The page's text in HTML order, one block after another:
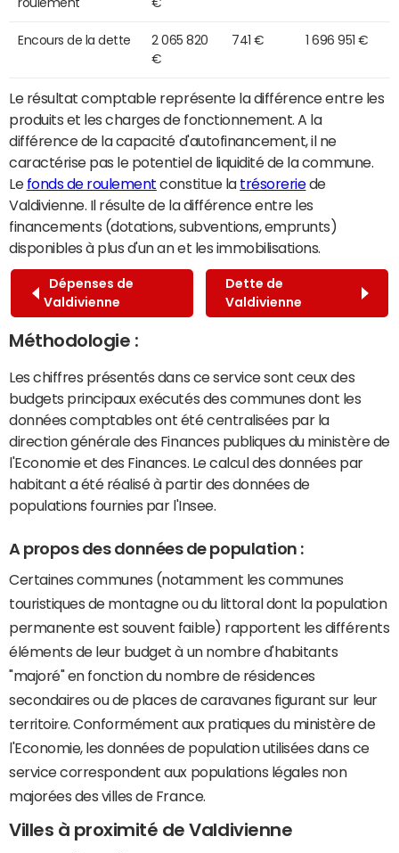
Encours de la dette
2 065 820
€
741 € 1 696 951 €
Le résultat comptable représente la différence entre les
produits et les charges de fonctionnement. A la
différence de la capacité d'autofinancement, il ne
caractérise pas le potentiel de liquidité de la commune.
Le fonds de roulement constitue la trésoreriede
Valdivienne. Il résulte de la différence entre les
financements (dotations, subventions, emprunts)
disponibles à plus d'un an et les immobilisations.
Dépenses de
Valdivienne
Dette de
Valdivienne
Méthodologie :
Les chiffres présentés dans ce service sont ceux des
budgets principaux exécutés des communes dont les
données comptables ont été centralisées par la
direction générale des Finances publiques du ministère de
l'Economie et des Finances. Le calcul des données par
habitant a été réalisé à partir des données de
populations fournies par l'Insee.
A propos des données de population :
Certaines communes (notamment les communes
touristiques de montagne ou du littoral dont la population
permanente est souvent faible) rapportent les différents
éléments de leur budget à un nombre d'habitants
"majoré" en fonction du nombre de résidences
secondaires ou de places de caravanes figurant sur leur
territoire. Conformément aux pratiques du ministère de
l'Economie, les données de population utilisées dans ce
service correspondent aux populations légales non
majorées des villes de France.
Villes à proximité de Valdivienne